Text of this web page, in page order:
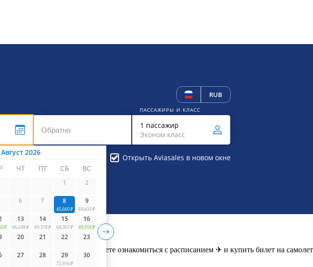
RUB
Август 2026
ЧТ ПТ СБ ВС
1 2
6 7 8
45,660 ₽
9
69,433 ₽
₽
13
66,038 ₽
14
69,378 ₽
15
68,307 ₽
16
49,318 ₽
20 21 22 23
27 28 29
72,916 ₽
30
ПАССАЖИРЫ И КЛАСС
1 пассажир
Эконом класс
Открыть Aviasales в новом окне
На сайте вы можете ознакомиться с расписанием ✈ и купить билет на самолет